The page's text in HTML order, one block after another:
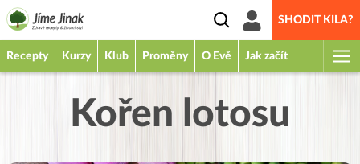
SHODIT KILA?
Recepty Kurzy Klub Proměny O Evě Jak začít
Kořen lotosu